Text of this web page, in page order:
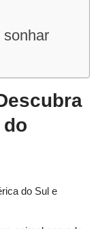
sonhar
do Sul e